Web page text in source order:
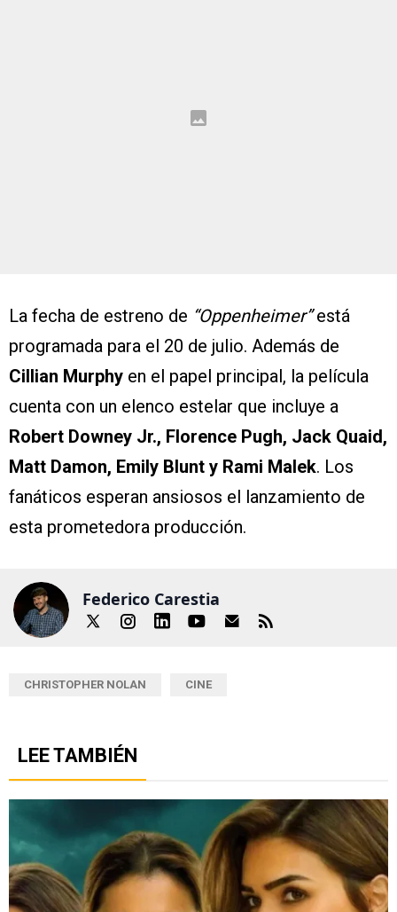
La fecha de estreno de “Oppenheimer”está
programada para el 20 de julio. Además de
Cillian Murphy en el papel principal, la película
cuenta con un elenco estelar que incluye a
Robert Downey Jr., Florence Pugh, Jack Quaid,
Matt Damon, Emily Blunt y Rami Malek. Los
fanáticos esperan ansiosos el lanzamiento de
esta prometedora producción.
Federico Carestia
CHRISTOPHER NOLAN CINE
LEE TAMBIÉN